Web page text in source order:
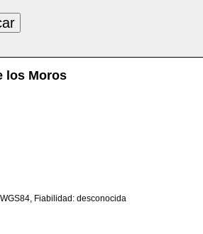
los Moros
Fiabilidad: desconocida